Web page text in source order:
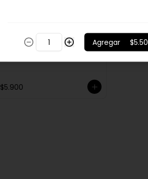
$5.900
Agregar